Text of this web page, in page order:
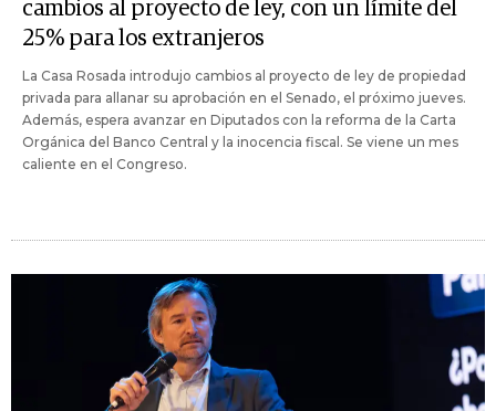
cambios al proyecto de ley, con un límite del
25% para los extranjeros
La Casa Rosada introdujo cambios al proyecto de ley de propiedad
privada para allanar su aprobación en el Senado, el próximo jueves.
Además, espera avanzar en Diputados con la reforma de la Carta
Orgánica del Banco Central y la inocencia fiscal. Se viene un mes
caliente en el Congreso.